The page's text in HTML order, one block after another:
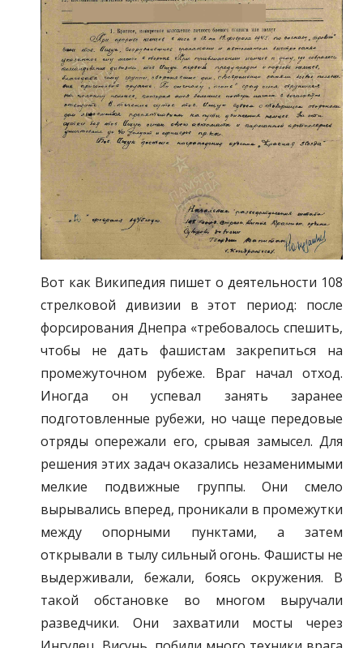
Вот как Википедия пишет о деятельности 108
стрелковой дивизии в этот период: после
форсирования Днепра «требовалось спешить,
чтобы не дать фашистам закрепиться на
промежуточном рубеже. Враг начал отход.
Иногда он успевал занять заранее
подготовленные рубежи, но чаще передовые
отряды опережали его, срывая замысел. Для
решения этих задач оказались незаменимыми
мелкие подвижные группы. Они смело
вырывались вперед, проникали в промежутки
между опорными пунктами, а затем
открывали в тылу сильный огонь. Фашисты не
выдерживали, бежали, боясь окружения. В
такой обстановке во многом выручали
разведчики. Они захватили мосты через